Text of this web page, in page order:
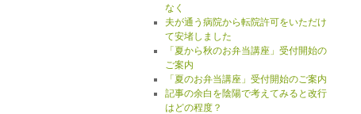
なく
夫が通う病院から転院許可をいただけ
て安堵しました
「夏から秋のお弁当講座」受付開始の
ご案内
「夏のお弁当講座」受付開始のご案内
記事の余白を陰陽で考えてみると改行
はどの程度？